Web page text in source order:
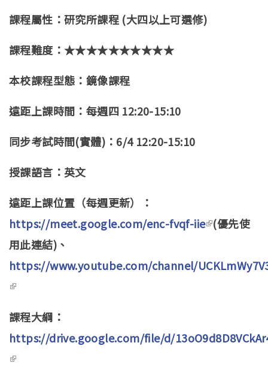
課程屬性：研究所課程 (大四以上可選修)
課程難度：★★★★★★★★★★
本校課程型態：鏡像課程
遠距上課時間：每週四 12:20-15:10
同步考試時間(實體)：6/4 12:20-15:10
授課語言：英文
遠距上課位置（每週更新）：
https://meet.google.com/enc-fvqf-iie(link is
(優先使
用此連結)、
https://www.youtube.com/channel/
(link is external)
課程大綱：
https://drive.google.com/file/d/
(link is external)